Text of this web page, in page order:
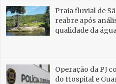
Praia fluvial de
reabre após
qualidade da
Operação da PJ
do Hospital e